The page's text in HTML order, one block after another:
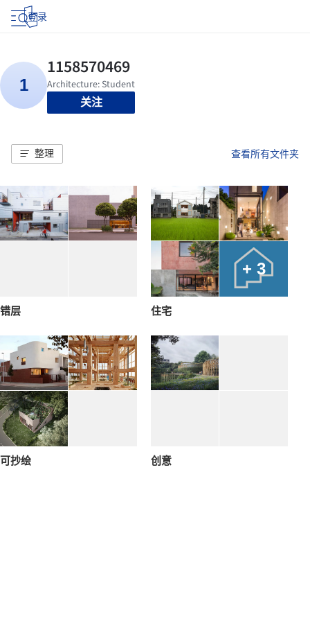
登录
关注
整理 查看所有文件夹
错层
+ 3
住宅
可抄绘 创意